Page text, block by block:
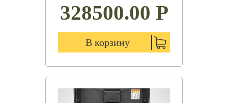
328500.00 Р
В корзину